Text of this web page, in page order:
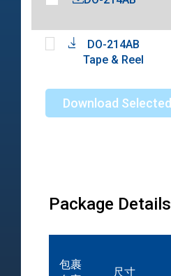
DO-214AB
Tape & Reel
Download Selected
Package Details
包裹
尺寸